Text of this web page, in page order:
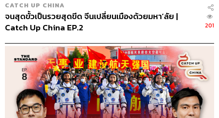
CATCH UP CHINA
จนสุดขั้วเป็นรวยสุดขีด จีนเปลี่ยนเมืองด้วยมหา’ลัย |
Catch Up China EP.2
201